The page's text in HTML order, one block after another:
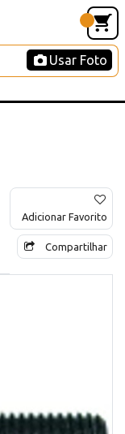
Usar Foto
Adicionar Favorito
Compartilhar